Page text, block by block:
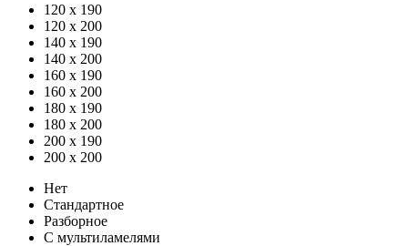
120 х 190
120 x 200
140 x 190
140 x 200
160 x 190
160 x 200
180 x 190
180 x 200
200 x 190
200 x 200
Нет
Стандартное
Разборное
С мультиламелями